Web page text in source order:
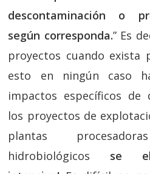
descontaminación o
según corresponda.” Es
proyectos cuando exista
esto en ningún caso
impactos específicos de
los proyectos de
plantas
hidrobiológicos se